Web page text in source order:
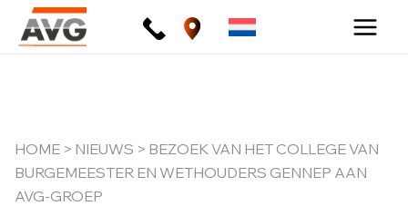
naar
de
HOME > NIEUWS > BEZOEK VAN HET COLLEGE VAN
BURGEMEESTER EN WETHOUDERS GENNEP AAN
AVG-GROEP